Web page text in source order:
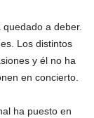
a deber.
Los distintos
y él no ha
en concierto.
ha puesto en